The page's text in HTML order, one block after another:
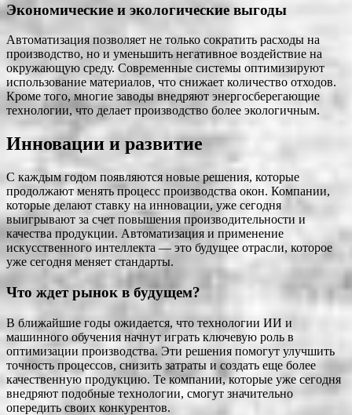
Экономические и экологические выгоды
Автоматизация позволяет не только сократить расходы на
производство, но и уменьшить негативное воздействие на
окружающую среду. Современные системы оптимизируют
использование материалов, что снижает количество отходов.
Кроме того, многие заводы внедряют энергосберегающие
технологии, что делает производство более экологичным.
Инновации и развитие
С каждым годом появляются новые решения, которые
продолжают менять процесс производства окон. Компании,
которые делают ставку на инновации, уже сегодня
выигрывают за счет повышения производительности и
качества продукции. Автоматизация и применение
искусственного интеллекта — это будущее отрасли, которое
уже сегодня меняет стандарты.
Что ждет рынок в будущем?
В ближайшие годы ожидается, что технологии ИИ и
машинного обучения начнут играть ключевую роль в
оптимизации производства. Эти решения помогут улучшить
точность процессов, снизить затраты и создать еще более
качественную продукцию. Те компании, которые уже сегодня
внедряют подобные технологии, смогут значительно
опередить своих конкурентов.